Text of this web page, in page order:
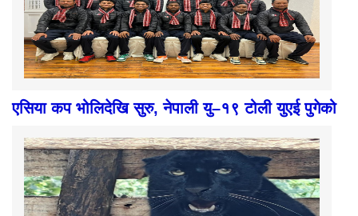
एसिया कप भोलिदेखि सुरु, नेपाली यु–१९ टोली युएई पुगेको